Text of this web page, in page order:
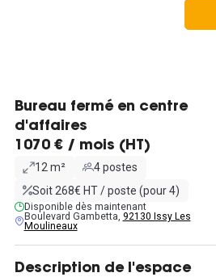
Bureau fermé en centre
d'affaires
1070 € / mois (HT)
12 m²
4 postes
Soit 268€ HT / poste (pour 4)
Disponible dès maintenant
Boulevard Gambetta, 92130 Issy Les
Moulineaux
Description de l'espace